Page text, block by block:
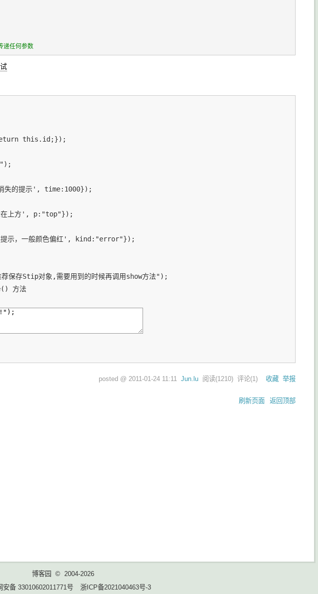
递任何参数
的提示', time:1000});
上方', p:"top"});
，一般颜色偏红', kind:"error"});
存Stip对象,需要用到的时候再调用show方法");
方法
posted @ 2011-01-24 11:11 Jun.lu 阅读(1210) 评论(1) 收藏 举报
刷新页面 返回顶部
博客园
© 2004-2026
安备 33010602011771号
浙ICP备2021040463号-3